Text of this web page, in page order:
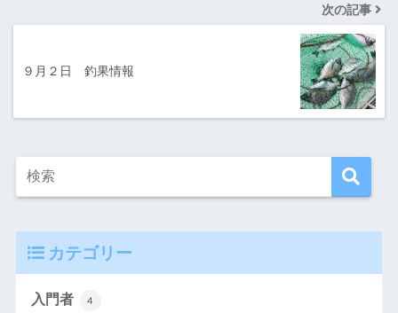
次の記事
９月２日 釣果情報
カテゴリー
入門者 4